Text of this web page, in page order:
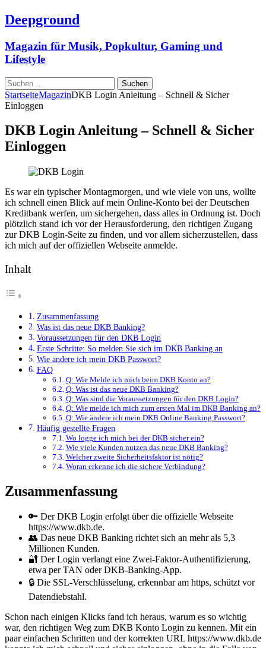
Deepground
Magazin für Musik, Popkultur, Gaming und
Lifestyle
Suchen
nach:
StartseiteMagazinDKB Login Anleitung – Schnell & Sicher
Einloggen
DKB Login Anleitung – Schnell & Sicher
Einloggen
Es war ein typischer Montagmorgen, und wie viele von uns, wollte
ich schnell einen Blick auf mein Online-Konto bei der Deutschen
Kreditbank werfen, um sichergehen, dass alles in Ordnung ist. Doch
plötzlich stand ich vor der Herausforderung, den richtigen Zugang
zur DKB Login-Seite zu finden, und vor allem sicherzustellen, dass
ich mich auf der offiziellen Webseite anmelde.
Inhalt
Zusammenfassung
Was ist das neue DKB Banking?
Voraussetzungen für den DKB Login
Erste Schritte: So melden Sie sich im DKB Banking an
Wie ändere ich mein DKB Passwort?
FAQ
Q: Wie Melde ich mich beim DKB Konto an?
Q: Was ist das neue DKB Banking?
Q: Was sind die Voraussetzungen für den DKB Login?
Q: Wie melde ich mich zum ersten Mal im DKB Banking an?
Q: Wie ändere ich mein DKB Online Banking Passwort?
Häufig gestellte Fragen
Wo logge ich mich bei der DKB sicher ein?
Wie viele Kunden nutzen das neue DKB Banking?
Welcher zweite Sicherheitsfaktor ist nötig?
Woran erkenne ich die sichere Verbindung?
Zusammenfassung
🔑 Der DKB Login erfolgt über die offizielle Webseite
https://www.dkb.de.
👥 Das neue DKB Banking richtet sich an mehr als 5,3
Millionen Kunden.
🔐 Der Login verlangt eine Zwei-Faktor-Authentifizierung,
etwa per TAN oder DKB-Banking-App.
🔒 Die SSL-Verschlüsselung, erkennbar am https, schützt vor
Datendiebstahl.
Schon nach einigen Klicks fand ich heraus, warum es so wichtig
war, den richtigen Weg zum DKB Konto Login zu kennen. Mit ein
paar einfachen Schritten und der korrekten URL https://www.dkb.de